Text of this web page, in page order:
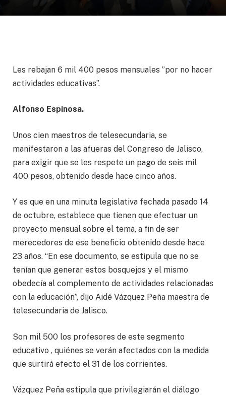
Les rebajan 6 mil 400 pesos mensuales ”por no hacer
actividades educativas”.
Alfonso Espinosa.
Unos cien maestros de telesecundaria, se
manifestaron a las afueras del Congreso de Jalisco,
para exigir que se les respete un pago de seis mil
400 pesos, obtenido desde hace cinco años.
Y es que en una minuta legislativa fechada pasado 14
de octubre, establece que tienen que efectuar un
proyecto mensual sobre el tema, a fin de ser
merecedores de ese beneficio obtenido desde hace
23 años. “En ese documento, se estipula que no se
tenían que generar estos bosquejos y el mismo
obedecía al complemento de actividades relacionadas
con la educación”, dijo Aidé Vázquez Peña maestra de
telesecundaria de Jalisco.
Son mil 500 los profesores de este segmento
educativo , quiénes se verán afectados con la medida
que surtirá efecto el 31 de los corrientes.
Vázquez Peña estipula que privilegiarán el diálogo